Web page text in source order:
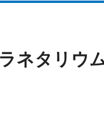
ネタリ